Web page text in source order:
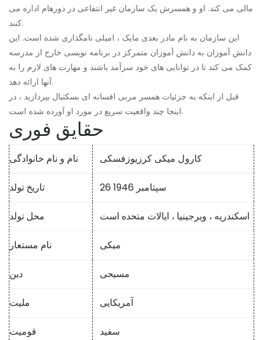
مالی می کند. او و همسرش یک سازمان غیر انتفاعی در دورهام اداره می
کنند.
این سازمان به نام مادر بعدی مایک ، امیلی نامگذاری شده است. این
دانش آموزان به دانش آموزان متمرکز در برنامه نویسی خارج از مدرسه
کمک می کند تا در توانایی های خود سرآمد باشند و مهارت های لازم را به
آنها ارائه دهد.
قبل از اینکه به جزئیات همسر مربی افسانه ای بسکتبال بپردازید ، در
اینجا چند واقعیت سریع در مورد او آورده شده است.
حقایق فوری
نام و نام خانوادگی کارول میکی کرزیوزفسکی
تاریخ تولد 26 سپتامبر 1946
محل تولد اسکندریه ، ویرجینیا ، ایالات متحده است
نام مستعار میکی
دین مسیحی
ملیت آمریکایی
قومیت سفید